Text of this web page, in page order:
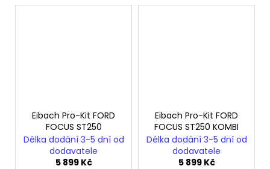
Eibach Pro-Kit FORD
FOCUS ST250
Délka dodání 3-5 dní od
dodavatele
5 899 Kč
Eibach Pro-Kit FORD
FOCUS ST250 KOMBI
Délka dodání 3-5 dní od
dodavatele
5 899 Kč